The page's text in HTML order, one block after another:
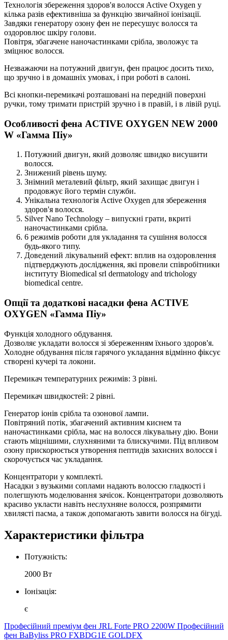
Технологія збереження здоров'я волосся Active Oxygen у
кілька разів ефективніша за функцію звичайної іонізації.
Завдяки генератору озону фен не пересушує волосся та
оздоровлює шкіру голови.
Повітря, збагачене наночастинками срібла, зволожує та
зміцнює волосся.
Незважаючи на потужний двигун, фен працює досить тихо,
що зручно і в домашніх умовах, і при роботі в салоні.
Всі кнопки-перемикачі розташовані на передній поверхні
ручки, тому тримати пристрій зручно і в правій, і в лівій руці.
Особливості фена ACTIVE OXYGEN NEW 2000
W «Гамма Піу»
Потужний двигун, який дозволяє швидко висушити
волосся.
Знижений рівень шуму.
Знімний металевий фільтр, який захищає двигун і
продовжує його термін служби.
Унікальна технологія Active Oxygen для збереження
здоров'я волосся.
Silver Nano Technology – випускні грати, вкриті
наночастинками срібла.
6 режимів роботи для укладання та сушіння волосся
будь-якого типу.
Доведений лікувальний ефект: вплив на оздоровлення
підтверджують дослідження, які провели співробітники
інституту Biomedical srl dermatology and trichology
biomedical centre.
Опції та додаткові насадки фена ACTIVE
OXYGEN «Гамма Піу»
Функція холодного обдування.
Дозволяє укладати волосся зі збереженням їхнього здоров'я.
Холодне обдування після гарячого укладання відмінно фіксує
створені кучері та локони.
Перемикач температурних режимів: 3 рівні.
Перемикач швидкостей: 2 рівні.
Генератор іонів срібла та озонової лампи.
Повітряний потік, збагачений активним киснем та
наночастинками срібла, має на волосся лікувальну дію. Вони
стають міцнішими, слухняними та блискучими. Під впливом
озону прискорюється утворення пептидів захисних волосся і
скорочується час укладання.
Концентратори у комплекті.
Насадки з вузькими соплами надають волоссю гладкості і
полегшують моделювання зачісок. Концентратори дозволяють
красиво укласти навіть неслухняне волосся, розпрямити
хвилясті пасма, а також допомагають завити волосся на бігуді.
Характеристики фільтра
Потужність:
2000 Вт
Іонізація:
є
Професійний преміум фен JRL Forte PRO 2200W Професійний
фен BaByliss PRO FXBDG1E GOLDFX